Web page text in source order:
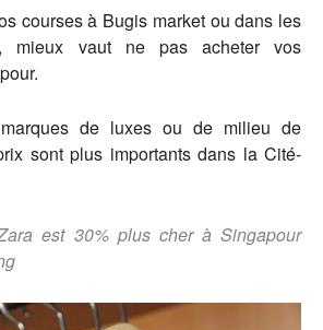
courses à Bugis market ou dans les
mieux vaut ne pas acheter vos
de luxes ou de milieu de
sont plus importants dans la Cité-
est 30% plus cher à Singapour